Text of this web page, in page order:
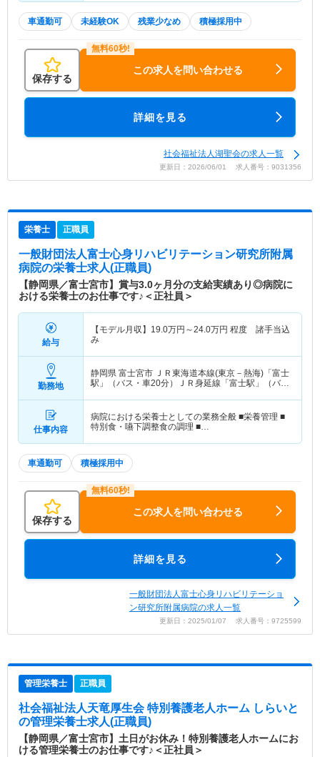
車通勤可 未経験OK 残業少なめ 積極採用中
保存する
この求人を問い合わせる
詳細を見る
社会福祉法人湖聖会の求人一覧
更新日：2026/06/01 求人番号：9031356
栄養士 正職員
一般財団法人富士心身リハビリテーション研究所附属
病院の栄養士求人(正職員)
【静岡県／富士宮市】賞与3.0ヶ月分の支給実績あり◎病院に
おける栄養士のお仕事です♪＜正社員＞
給与
【モデル月収】 19.0万円～24.0万円 程度 諸手当込
み
勤務地
静岡県 富士宮市 ＪＲ東海道本線(東京－熱海)「富士
駅」（バス・車20分）ＪＲ身延線「富士駅」（バ
仕事内容
病院における栄養士としての業務全般 ■栄養管理 ■
特別食・嚥下調整食の調理 ■…
車通勤可 積極採用中
保存する
この求人を問い合わせる
詳細を見る
一般財団法人富士心身リハビリテーショ
ン研究所附属病院の求人一覧
更新日：2025/01/07 求人番号：9725599
管理栄養士 正職員
社会福祉法人天竜厚生会 特別養護老人ホーム しらいと
の管理栄養士求人(正職員)
【静岡県／富士宮市】土日がお休み！特別養護老人ホームにお
ける管理栄養士のお仕事です♪＜正社員＞